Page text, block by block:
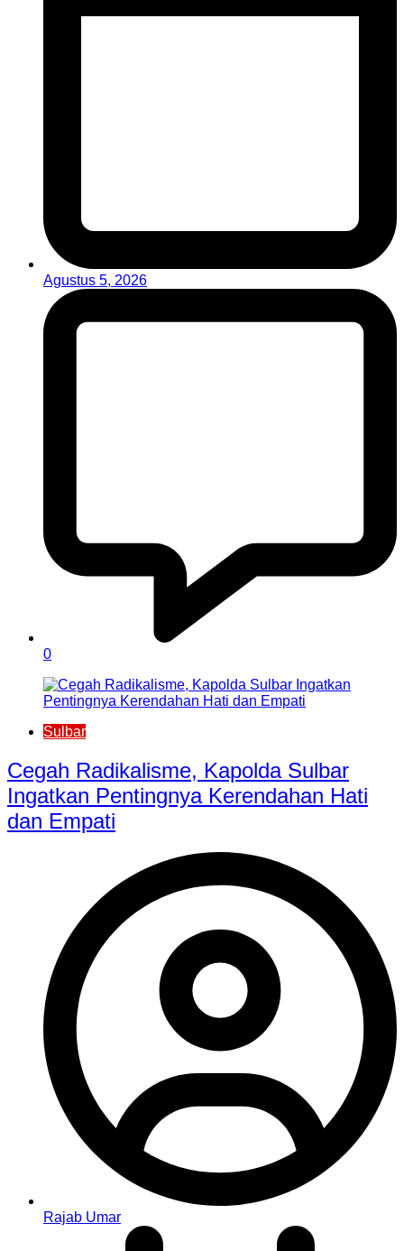
Agustus 5, 2026
0
Sulbar
Cegah Radikalisme, Kapolda Sulbar
Ingatkan Pentingnya Kerendahan Hati
dan Empati
Rajab Umar